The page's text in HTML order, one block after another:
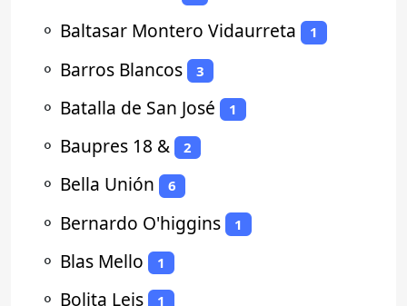
⚬ Baltasar Montero Vidaurreta 1
⚬ Barros Blancos 3
⚬ Batalla de San José 1
⚬ Baupres 18 & 2
⚬ Bella Unión 6
⚬ Bernardo O'higgins 1
⚬ Blas Mello 1
⚬ Bolita Leis 1